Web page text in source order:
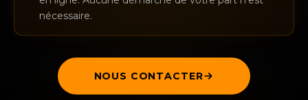
nécessaire.
NOUS CONTACTER